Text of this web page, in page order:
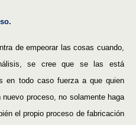
de empeorar las cosas cuando,
se cree que se las está
en todo caso fuerza a que quien
proceso, no solamente haga
el propio proceso de fabricación